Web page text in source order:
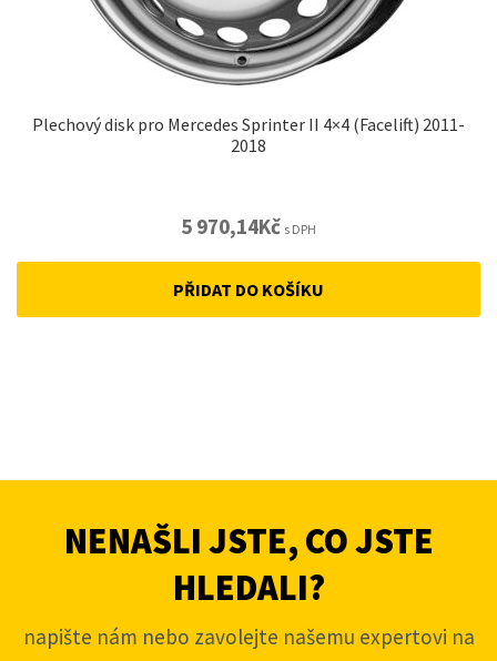
Plechový disk pro Mercedes Sprinter II 4×4 (Facelift) 2011-
2018
5 970,14Kč s DPH
PŘIDAT DO KOŠÍKU
NENAŠLI JSTE, CO JSTE
HLEDALI?
napište nám nebo zavolejte našemu expertovi na